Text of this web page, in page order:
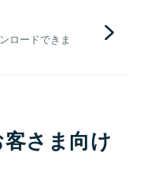
ロードできま
さま向け